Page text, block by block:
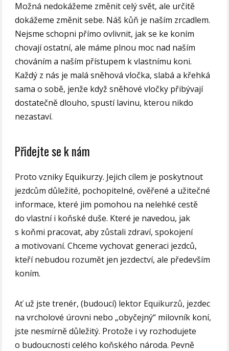
Možná nedokážeme změnit celý svět, ale určitě
dokážeme změnit sebe. Náš kůň je naším zrcadlem.
Nejsme schopni přímo ovlivnit, jak se ke koním
chovají ostatní, ale máme plnou moc nad naším
chováním a naším přístupem k vlastnímu koni.
Každý z nás je malá sněhová vločka, slabá a křehká
sama o sobě, jenže když sněhové vločky přibývají
dostatečně dlouho, spustí lavinu, kterou nikdo
nezastaví.
Přidejte se k nám
Proto vzniky Equikurzy. Jejich cílem je poskytnout
jezdcům důležité, pochopitelné, ověřené a užitečné
informace, které jim pomohou na nelehké cestě
do vlastní i koňské duše. Které je navedou, jak
s koňmi pracovat, aby zůstali zdraví, spokojení
a motivovaní. Chceme vychovat generaci jezdců,
kteří nebudou rozumět jen jezdectví, ale především
koním.
Ať už jste trenér, (budoucí) lektor Equikurzů, jezdec
na vrcholové úrovni nebo „obyčejný“ milovník koní,
jste nesmírně důležitý. Protože i vy rozhodujete
o budoucnosti celého koňského národa. Pevně